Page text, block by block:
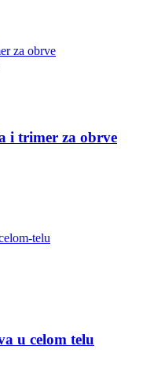
i trimer za obrve
u celom telu